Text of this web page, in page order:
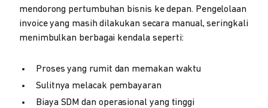
mendorong pertumbuhan bisnis ke depan. Pengelolaan
invoice yang masih dilakukan secara manual, seringkali
menimbulkan berbagai kendala seperti:
Proses yang rumit dan memakan waktu
Sulitnya melacak pembayaran
Biaya SDM dan operasional yang tinggi